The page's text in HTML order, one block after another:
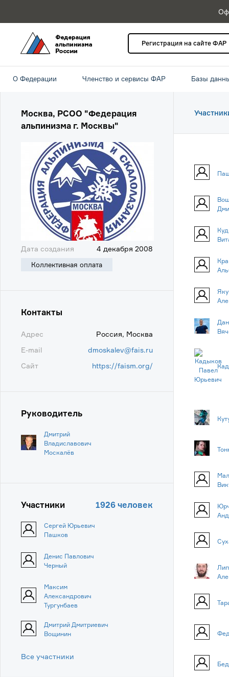
Регистрация на сайте ФАР
О Федерации Членство и сервисы ФАР Базы
Москва, РСОО "Федерация
альпинизма г. Москвы"
Дата создания 4 декабря 2008
Коллективная оплата
Контакты
Адрес
Россия, Москва
E-mail
dmoskalev@fais.ru
Сайт
https://faism.org/
Руководитель
Дмитрий
Владиславович
Москалёв
Участники 1926 человек
Сергей Юрьевич
Пашков
Денис Павлович
Черный
Максим
Александрович
Тургунбаев
Дмитрий Дмитриевич
Вощинин
Все участники